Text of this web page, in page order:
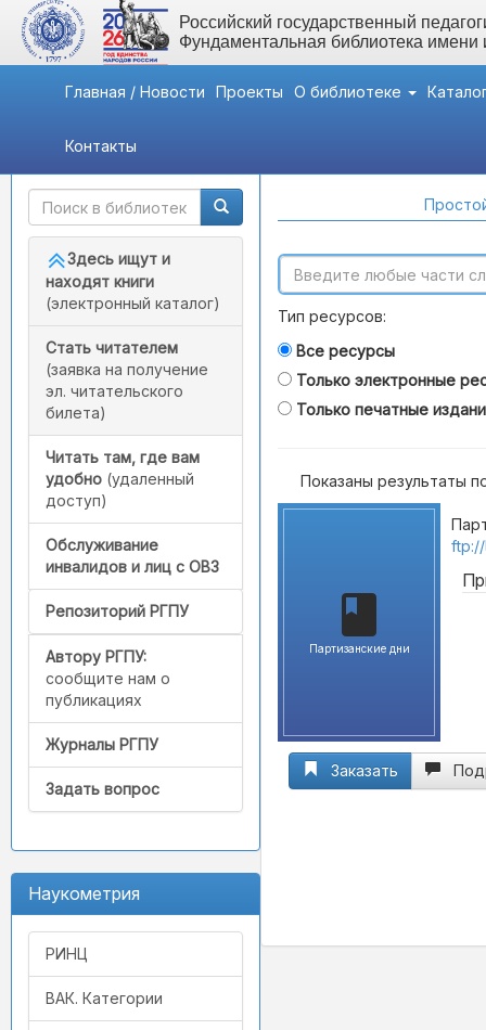
Российский государственный
Фундаментальная библиотека
Главная / Новости Проекты О библиотеке
Контакты
Быстрый доступ
Здесь ищут и
находят книги
(электронный каталог)
Стать читателем
(заявка на получение
эл. читательского
билета)
Читать там, где вам
удобно (удаленный
доступ)
Обслуживание
инвалидов и лиц с ОВЗ
Репозиторий РГПУ
Автору РГПУ:
сообщите нам о
публикациях
Журналы РГПУ
Задать вопрос
Наукометрия
РИНЦ
ВАК. Категории
Тип ресурсов:
Все ресурсы
Только электронные
Только печатные
Показаны результаты
Партизанские дни
Заказать